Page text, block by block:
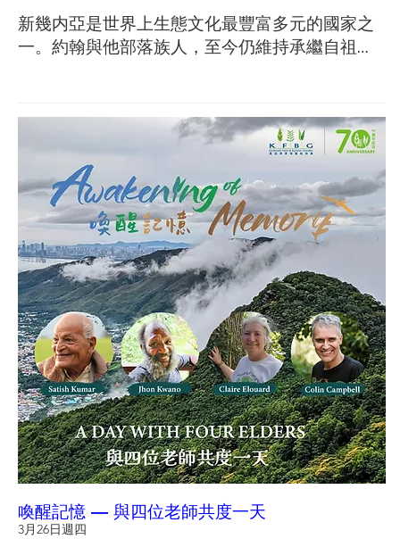
新幾内亞是世界上生態文化最豐富多元的國家之
一。約翰與他部落族人，至今仍維持承繼自祖
喚醒記憶 — 與四位老師共度一天
3月26日週四